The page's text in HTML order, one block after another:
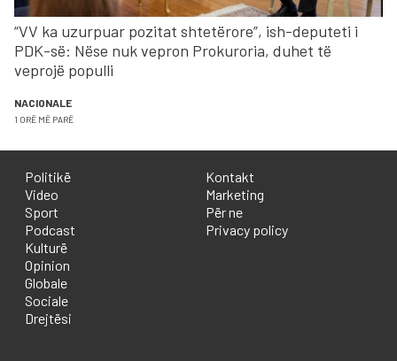
“VV ka uzurpuar pozitat shtetërore”, ish-deputeti i
PDK-së: Nëse nuk vepron Prokuroria, duhet të
veprojë populli
NACIONALE
1 ORË MË PARË
Politikë
Video
Sport
Podcast
Kulturë
Opinion
Globale
Sociale
Drejtësi
Kontakt
Marketing
Për ne
Privacy policy